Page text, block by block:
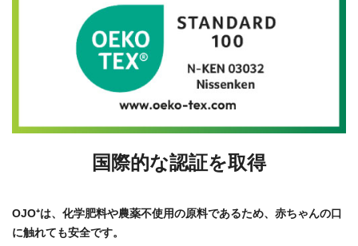
国際的な認証を取得
OJO⁺は、化学肥料や農薬不使用の原料であるため、赤ちゃんの口
に触れても安全です。